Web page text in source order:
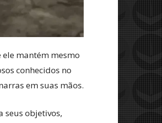
mantém mesmo
conhecidos no
em suas mãos.
seus objetivos,